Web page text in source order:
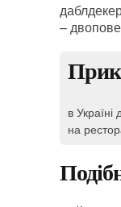
–
в
на